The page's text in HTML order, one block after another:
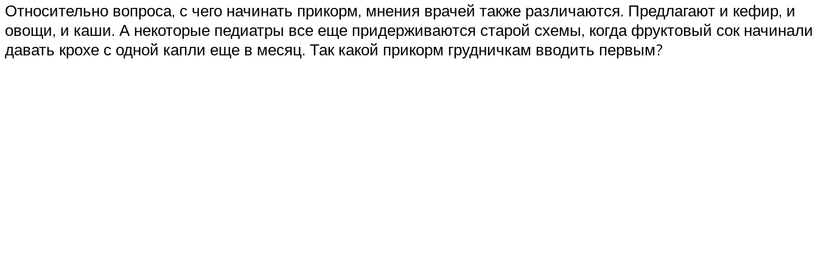
Относительно вопроса, с чего начинать прикорм, мнения врачей также различаются. Предлагают и кефир, и
овощи, и каши. А некоторые педиатры все еще придерживаются старой схемы, когда фруктовый сок начинали
давать крохе с одной капли еще в месяц. Так какой прикорм грудничкам вводить первым?